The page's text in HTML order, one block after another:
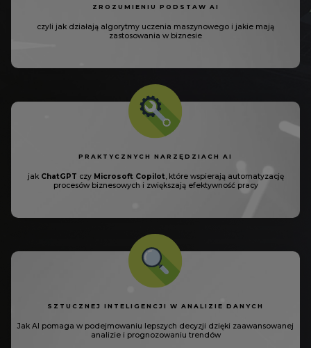
ZROZUMIENIU PODSTAW AI
czyli jak działają algorytmy uczenia maszynowego i jakie mają
zastosowania w biznesie
PRAKTYCZNYCH NARZĘDZIACH AI
jak ChatGPT czy Microsoft Copilot,które wspierają automatyzację
procesów biznesowych i zwiększająefektywność pracy
SZTUCZNEJ INTELIGENCJI W ANALIZIE DANYCH
Jak AI pomaga w podejmowaniu lepszych decyzji dzięki zaawansowanej
analiziei prognozowaniu trendów